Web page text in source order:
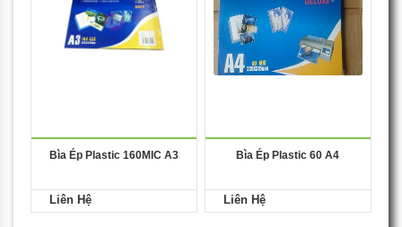
Bìa Ép Plastic 160MIC A3
Liên Hệ
Bìa Ép Plastic 60 A4
Liên Hệ